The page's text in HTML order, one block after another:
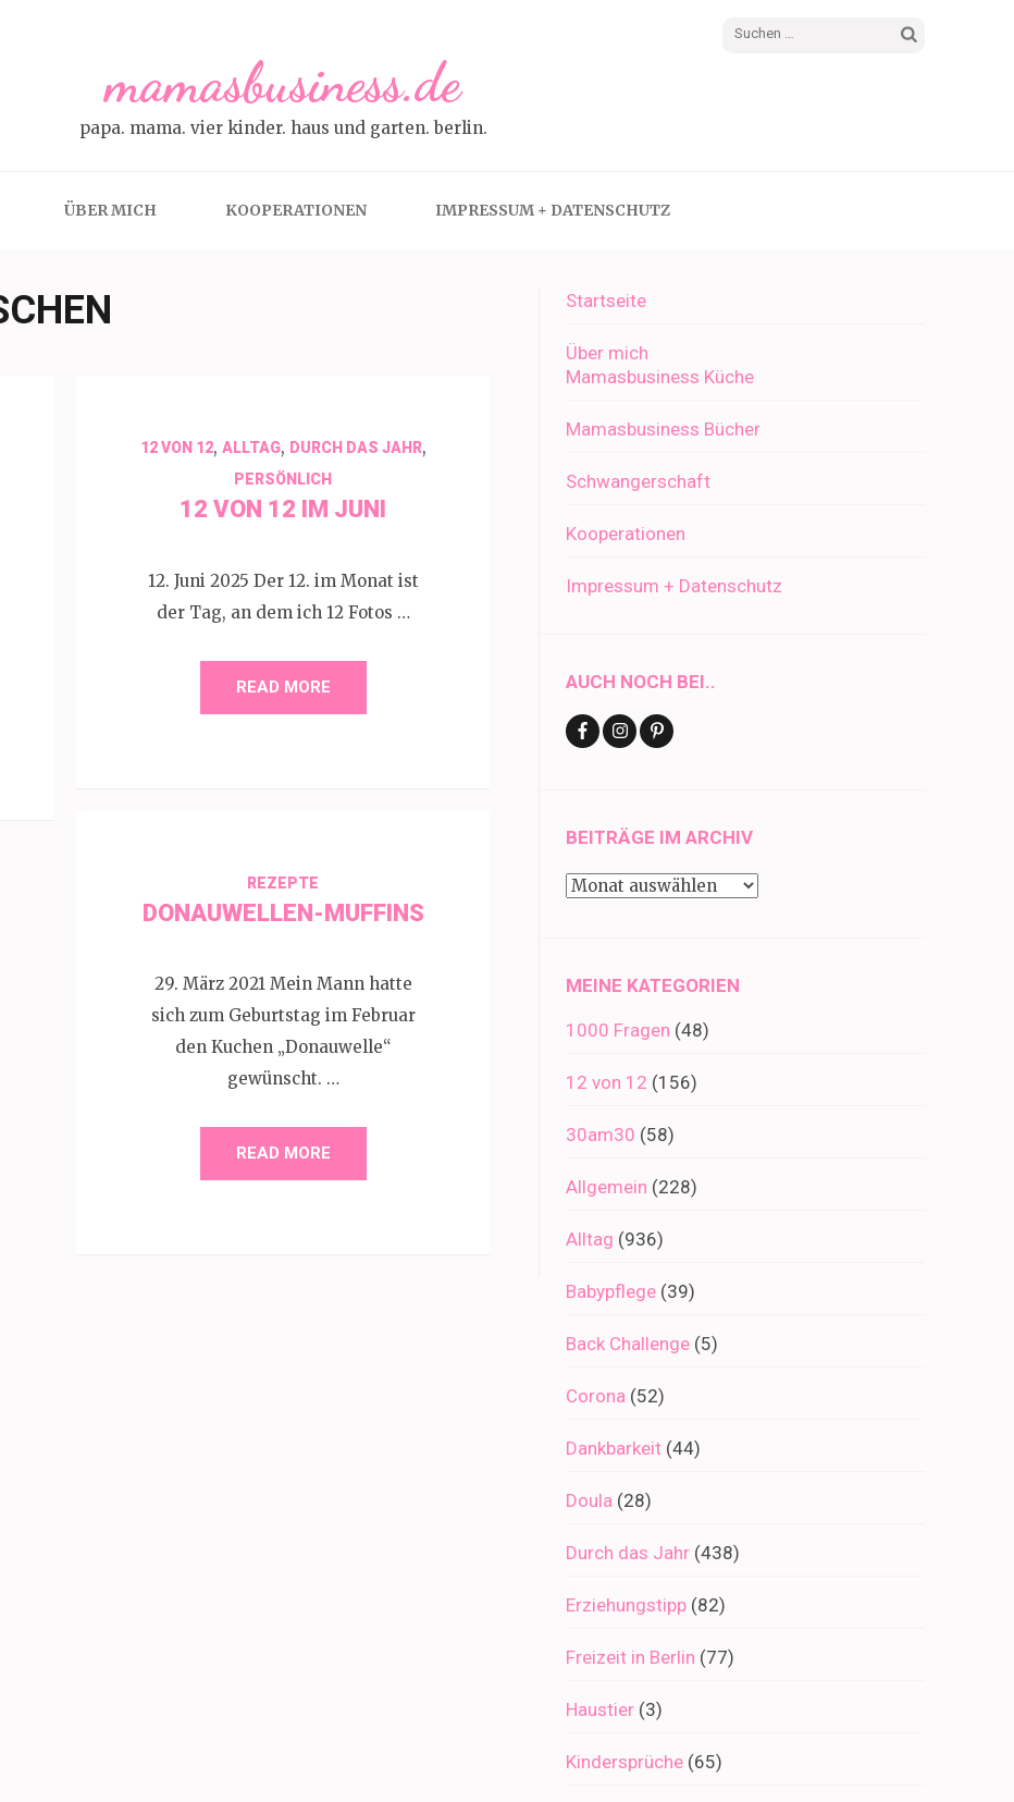
Suchen
mamasbusiness.de
papa. mama. vier kinder. haus und garten. berlin.
ÜBER MICH KOOPERATIONEN IMPRESSUM + DATENSCHUTZ
12 VON 12, ALLTAG, DURCH DAS JAHR,
PERSÖNLICH
12 VON 12 IM JUNI
12. Juni 2025 Der 12. im Monat ist
der Tag, an dem ich 12 Fotos …
READ MORE
REZEPTE
DONAUWELLEN-MUFFINS
29. März 2021 Mein Mann hatte
sich zum Geburtstag im Februar
den Kuchen „Donauwelle“
gewünscht. …
READ MORE
Startseite
Über mich
Mamasbusiness Küche
Mamasbusiness Bücher
Schwangerschaft
Kooperationen
Impressum + Datenschutz
AUCH NOCH BEI..
BEITRÄGE IM ARCHIV
Beiträge
MEINE KATEGORIEN
1000 Fragen (48)
12 von 12 (156)
30am30 (58)
Allgemein (228)
Alltag (936)
Babypflege (39)
Back Challenge (5)
Corona (52)
Dankbarkeit (44)
Doula (28)
Durch das Jahr (438)
Erziehungstipp (82)
Freizeit in Berlin (77)
Haustier (3)
Kindersprüche (65)